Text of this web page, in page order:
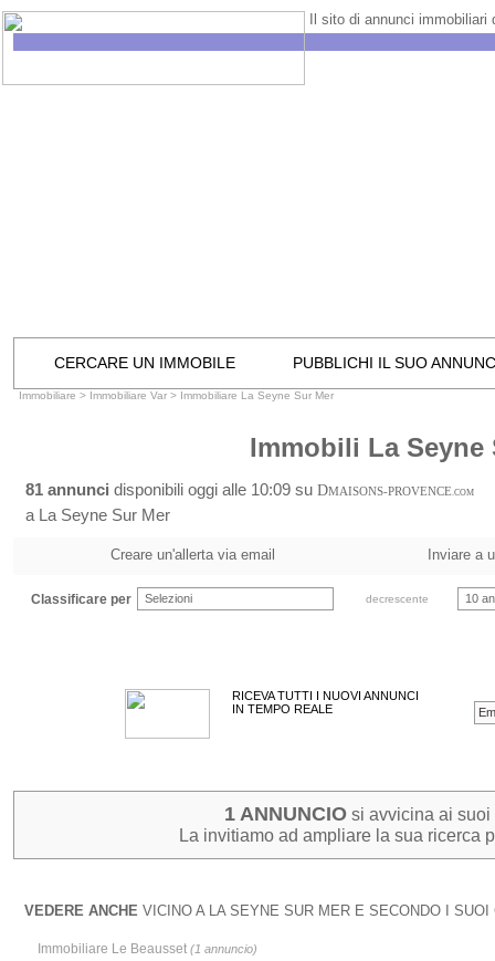
Il sito di annunci immobiliari
CERCARE UN IMMOBILE PUBBLICHI IL SUO
Immobiliare > Immobiliare Var > Immobiliare La Seyne Sur Mer
Immobili La Seyne
81 annunci disponibili oggi alle 10:09 su DMAISONS-PROVENCE.COM
a La Seyne Sur Mer
Creare un'allerta via email Inviare a
Classificare per Selezioni decrescente 10
RICEVA TUTTI I NUOVI ANNUNCI
IN TEMPO REALE
1 ANNUNCIOsi avvicina ai suoi
La invitiamo ad ampliare la sua ricerca
VEDERE ANCHE VICINO A LA SEYNE SUR MER E SECONDO I SUOI
Immobiliare Le Beausset (1 annuncio)